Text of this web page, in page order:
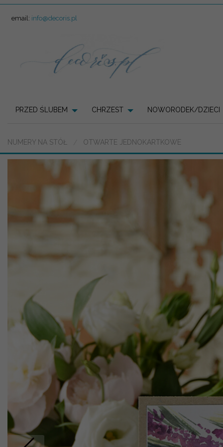
email: info@decoris.pl
PRZED ŚLUBEM CHRZEST NOWORODEK/DZIECI
NUMERY NA STÓŁ OTWARTE JEDNOKARTKOWE